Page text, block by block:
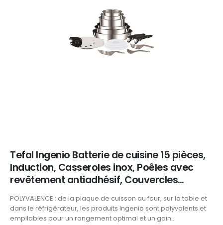
Tefal Ingenio Batterie de cuisine 15 pièces,
Induction, Casseroles inox, Poêles avec
revêtement antiadhésif, Couvercles…
POLYVALENCE : de la plaque de cuisson au four, sur la table et
dans le réfrigérateur, les produits Ingenio sont polyvalents et
empilables pour un rangement optimal et un gain...